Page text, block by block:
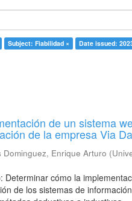
Subject: Fiabilidad × Date issued:
de un sistema
de la empresa Via
Dominguez, Enrique Arturo (
Determinar cómo la
de los sistemas de